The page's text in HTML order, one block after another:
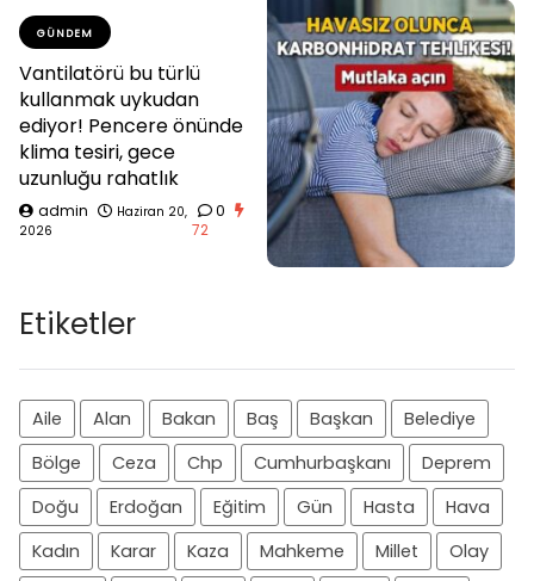
GÜNDEM
Vantilatörü bu türlü
kullanmak uykudan
ediyor! Pencere önünde
klima tesiri, gece
uzunluğu rahatlık
admin
Haziran 20,
2026
0
72
Etiketler
Aile Alan Bakan Baş Başkan
Belediye
Bölge
Ceza Chp Cumhurbaşkanı
Deprem
Doğu
Erdoğan Eğitim Gün Hasta
Hava
Kadın
Karar Kaza Mahkeme Millet
Olay